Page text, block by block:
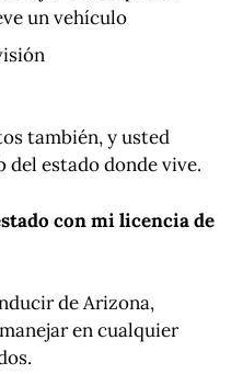
un vehículo
también, y usted
estado donde vive.
con mi licencia de
de Arizona,
en cualquier